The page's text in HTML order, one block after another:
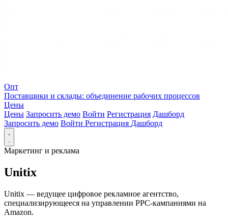
Опт
Поставщики и склады: объединение рабочих процессов
Цены
Цены Запросить демо Войти Регистрация Дашборд
Запросить демо Войти Регистрация Дашборд
Маркетинг и реклама
Unitix
Unitix — ведущее цифровое рекламное агентство,
специализирующееся на управлении PPC-кампаниями на
Amazon.